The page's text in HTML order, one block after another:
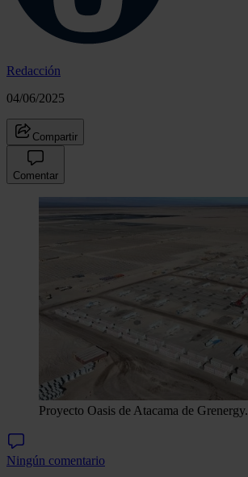
Redacción
04/06/2025
Compartir
Comentar
Proyecto Oasis de Atacama de Grenergy.
Ningún comentario